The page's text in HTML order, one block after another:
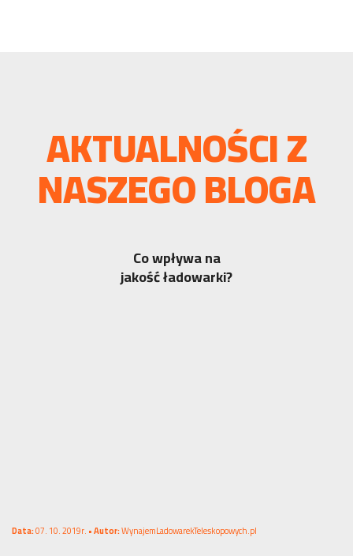
AKTUALNOŚCI Z
NASZEGO BLOGA
Co wpływa na
jakość ładowarki?
Data:07. 10. 2019r. •Autor:WynajemLadowarekTeleskopowych.pl